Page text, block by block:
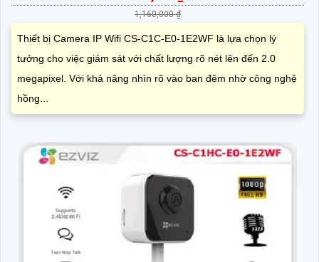
1,160,000 ₫
Thiết bị Camera IP Wifi CS-C1C-E0-1E2WF là lựa chọn lý
tưởng cho việc giám sát với chất lượng rõ nét lên đến 2.0
megapixel. Với khả năng nhìn rõ vào ban đêm nhờ công nghệ
hồng...